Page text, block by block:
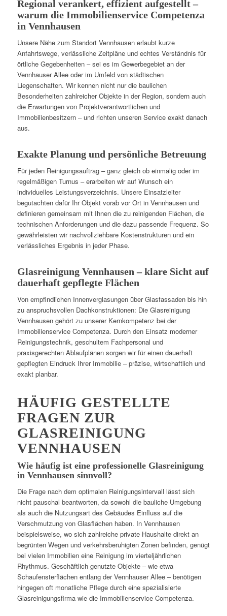
Regional verankert, effizient aufgestellt –
warum die Immobilienservice Competenza
in Vennhausen
Unsere Nähe zum Standort Vennhausen erlaubt kurze
Anfahrtswege, verlässliche Zeitpläne und echtes Verständnis für
örtliche Gegebenheiten – sei es im Gewerbegebiet an der
Vennhauser Allee oder im Umfeld von städtischen
Liegenschaften. Wir kennen nicht nur die baulichen
Besonderheiten zahlreicher Objekte in der Region, sondern auch
die Erwartungen von Projektverantwortlichen und
Immobilienbesitzern – und richten unseren Service exakt danach
aus.
Exakte Planung und persönliche Betreuung
Für jeden Reinigungsauftrag – ganz gleich ob einmalig oder im
regelmäßigen Turnus – erarbeiten wir auf Wunsch ein
individuelles Leistungsverzeichnis. Unsere Einsatzleiter
begutachten dafür Ihr Objekt vorab vor Ort in Vennhausen und
definieren gemeinsam mit Ihnen die zu reinigenden Flächen, die
technischen Anforderungen und die dazu passende Frequenz. So
gewährleisten wir nachvollziehbare Kostenstrukturen und ein
verlässliches Ergebnis in jeder Phase.
Glasreinigung Vennhausen – klare Sicht auf
dauerhaft gepflegte Flächen
Von empfindlichen Innenverglasungen über Glasfassaden bis hin
zu anspruchsvollen Dachkonstruktionen: Die Glasreinigung
Vennhausen gehört zu unserer Kernkompetenz bei der
Immobilienservice Competenza. Durch den Einsatz moderner
Reinigungstechnik, geschultem Fachpersonal und
praxisgerechten Ablaufplänen sorgen wir für einen dauerhaft
gepflegten Eindruck Ihrer Immobilie – präzise, wirtschaftlich und
exakt planbar.
HÄUFIG GESTELLTE
FRAGEN ZUR
GLASREINIGUNG
VENNHAUSEN
Wie häufig ist eine professionelle Glasreinigung
in Vennhausen sinnvoll?
Die Frage nach dem optimalen Reinigungsintervall lässt sich
nicht pauschal beantworten, da sowohl die bauliche Umgebung
als auch die Nutzungsart des Gebäudes Einfluss auf die
Verschmutzung von Glasflächen haben. In Vennhausen
beispielsweise, wo sich zahlreiche private Haushalte direkt an
begrünten Wegen und verkehrsberuhigten Zonen befinden, genügt
bei vielen Immobilien eine Reinigung im vierteljährlichen
Rhythmus. Geschäftlich genutzte Objekte – wie etwa
Schaufensterflächen entlang der Vennhauser Allee – benötigen
hingegen oft monatliche Pflege durch eine spezialisierte
Glasreinigungsfirma wie die Immobilienservice Competenza.